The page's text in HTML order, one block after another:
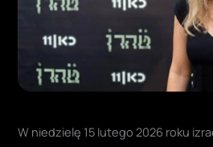
W niedzielę 15 lutego 2026 roku